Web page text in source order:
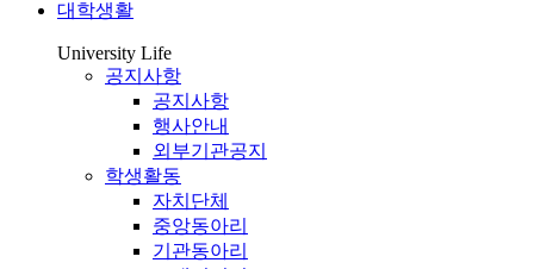
대학생활
University Life
공지사항
공지사항
행사안내
외부기관공지
학생활동
자치단체
중앙동아리
기관동아리